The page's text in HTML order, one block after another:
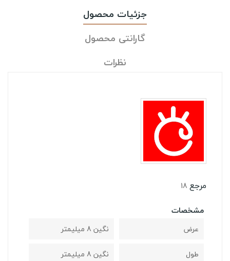
جزئیات محصول
گارانتی محصول
نظرات
مرجع 18
مشخصات
عرض
نگین 8 میلیمتر
طول
نگین 8 میلیمتر